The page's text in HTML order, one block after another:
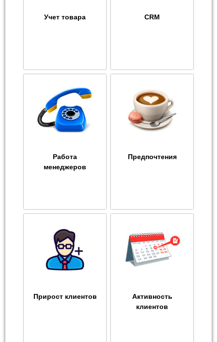
Учет товара CRM
Работа
менеджеров
Предпочтения
Прирост клиентов
Активность
клиентов